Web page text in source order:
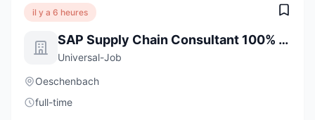
il y a 6 heures
SAP Supply Chain Consultant 100% (m/w/d)
Universal-Job
Oeschenbach
full-time